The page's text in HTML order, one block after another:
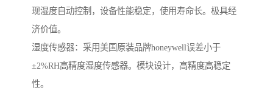
现湿度自动控制，设备性能稳定，使用寿命长。极具经
济价值。
湿度传感器：采用美国原装品牌honeywell误差小于
±2%RH高精度湿度传感器。模块设计，高精度高稳定
性。